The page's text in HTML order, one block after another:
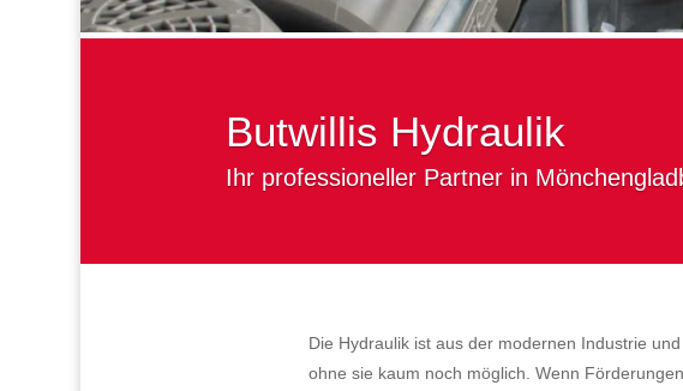
Butwillis Hydraulik
Ihr professioneller Partner in
Die Hydraulik ist aus der modernen Industrie
ohne sie kaum noch möglich. Wenn